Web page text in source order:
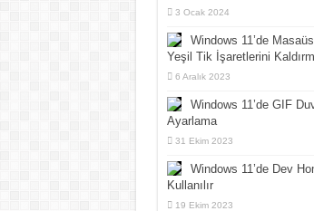
3 Ocak 2024
Windows 11’de
Yeşil Tik İşaretlerini
6 Aralık 2023
Windows 11’de GIF
Ayarlama
31 Ekim 2023
Windows 11’de Dev
Kullanılır
19 Ekim 2023